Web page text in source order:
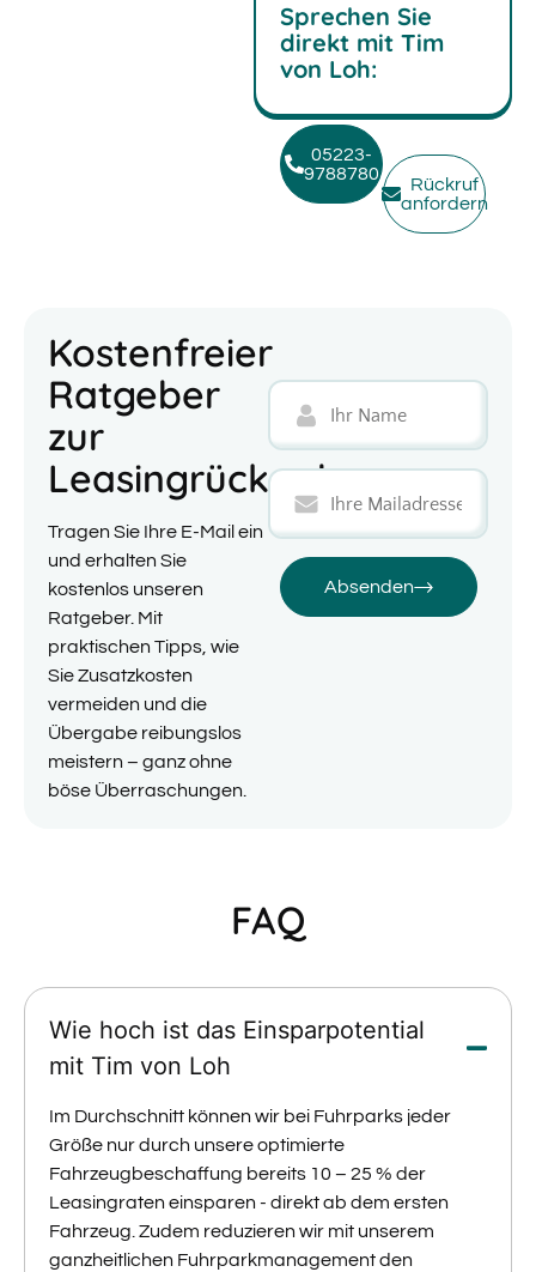
Sprechen Sie
direkt mit Tim
von Loh:
05223-
9788780
Rückruf
anfordern
Kostenfreier
Ratgeber
zur
Leasingrückgabe
Tragen Sie Ihre E-Mail ein
und erhalten Sie
kostenlos unseren
Ratgeber. Mit
praktischen Tipps, wie
Sie Zusatzkosten
vermeiden und die
Übergabe reibungslos
meistern – ganz ohne
böse Überraschungen.
Absenden
FAQ
Wie hoch ist das Einsparpotential
mit Tim von Loh
Im Durchschnitt können wir bei Fuhrparks jeder
Größe nur durch unsere optimierte
Fahrzeugbeschaffung bereits 10 – 25 % der
Leasingraten einsparen - direkt ab dem ersten
Fahrzeug. Zudem reduzieren wir mit unserem
ganzheitlichen Fuhrparkmanagement den